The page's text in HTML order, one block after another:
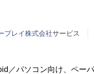
プレイ株式会社サービス
／パソコン向け、ペー